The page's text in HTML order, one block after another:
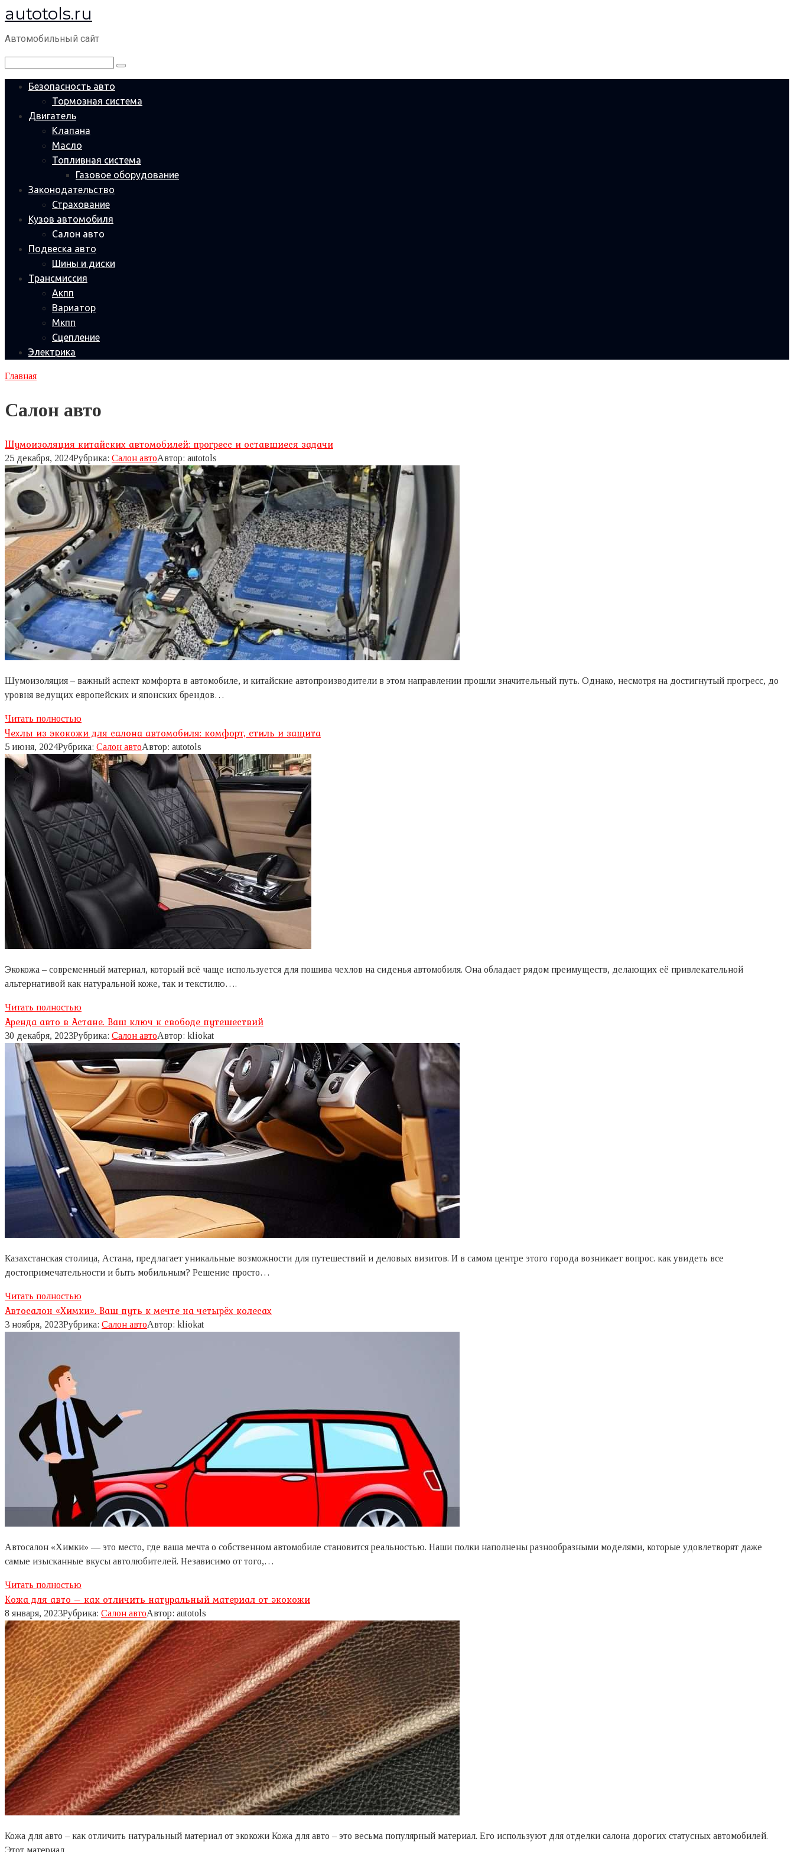
Перейти
к
контенту
autotols.ru
Автомобильный сайт
Безопасность авто
Тормозная система
Двигатель
Клапана
Масло
Топливная система
Газовое оборудование
Законодательство
Страхование
Кузов автомобиля
Салон авто
Подвеска авто
Шины и диски
Трансмиссия
Акпп
Вариатор
Мкпп
Сцепление
Электрика
Главная
Салон авто
Шумоизоляция китайских автомобилей: прогресс и оставшиеся задачи
25 декабря, 2024Рубрика: Салон автоАвтор: autotols
Шумоизоляция – важный аспект комфорта в автомобиле, и китайские автопроизводители в этом направлении прошли значительный путь. Однако, несмотря на достигнутый прогресс, до
уровня ведущих европейских и японских брендов…
Читать полностью
Чехлы из экокожи для салона автомобиля: комфорт, стиль и защита
5 июня, 2024Рубрика: Салон автоАвтор: autotols
Экокожа – современный материал, который всё чаще используется для пошива чехлов на сиденья автомобиля. Она обладает рядом преимуществ, делающих её привлекательной
альтернативой как натуральной коже, так и текстилю….
Читать полностью
Аренда авто в Астане. Ваш ключ к свободе путешествий
30 декабря, 2023Рубрика: Салон автоАвтор: kliokat
Казахстанская столица, Астана, предлагает уникальные возможности для путешествий и деловых визитов. И в самом центре этого города возникает вопрос. как увидеть все
достопримечательности и быть мобильным? Решение просто…
Читать полностью
Автосалон «Химки». Ваш путь к мечте на четырёх колесах
3 ноября, 2023Рубрика: Салон автоАвтор: kliokat
Автосалон «Химки» — это место, где ваша мечта о собственном автомобиле становится реальностью. Наши полки наполнены разнообразными моделями, которые удовлетворят даже
самые изысканные вкусы автолюбителей. Независимо от того,…
Читать полностью
Кожа для авто – как отличить натуральный материал от экокожи
8 января, 2023Рубрика: Салон автоАвтор: autotols
Кожа для авто – как отличить натуральный материал от экокожи Кожа для авто – это весьма популярный материал. Его используют для отделки салона дорогих статусных автомобилей.
Этот материал…